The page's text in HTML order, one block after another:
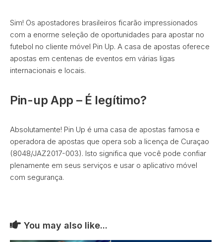
Sim! Os apostadores brasileiros ficarão impressionados
com a enorme seleção de oportunidades para apostar no
futebol no cliente móvel Pin Up. A casa de apostas oferece
apostas em centenas de eventos em várias ligas
internacionais e locais.
Pin-up App – É legítimo?
Absolutamente! Pin Up é uma casa de apostas famosa e
operadora de apostas que opera sob a licença de Curaçao
(8048/JAZ2017-003). Isto significa que você pode confiar
plenamente em seus serviços e usar o aplicativo móvel
com segurança.
You may also like...